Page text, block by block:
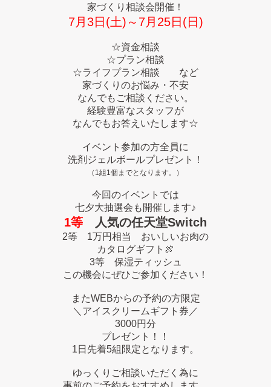
家づくり相談会開催！
7月3日(土)～7月25日(日)
☆資金相談
☆プラン相談
☆ライフプラン相談 など
家づくりのお悩み・不安
なんでもご相談ください。
経験豊富なスタッフが
なんでもお答えいたします☆
イベント参加の方全員に
洗剤ジェルボールプレゼント！
（1組1個までとなります。）
今回のイベントでは
七夕大抽選会も開催します♪
1等 人気の任天堂Switch
2等 1万円相当 おいしいお肉の
カタログギフト🍖
3等 保湿ティッシュ
この機会にぜひご参加ください！
またWEBからの予約の方限定
＼アイスクリームギフト券／
3000円分
プレゼント！！
1日先着5組限定となります。
ゆっくりご相談いただく為に